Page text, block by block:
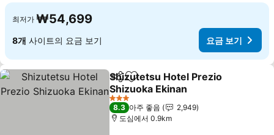
최저가 ₩54,699
8개 사이트의 요금 보기 요금 보기
공유 즐겨찾기에 추가
Shizutetsu Hotel Prezio
Shizuoka Ekinan
3 성급
8.3 아주 좋음
2,949
도심에서 0.9km